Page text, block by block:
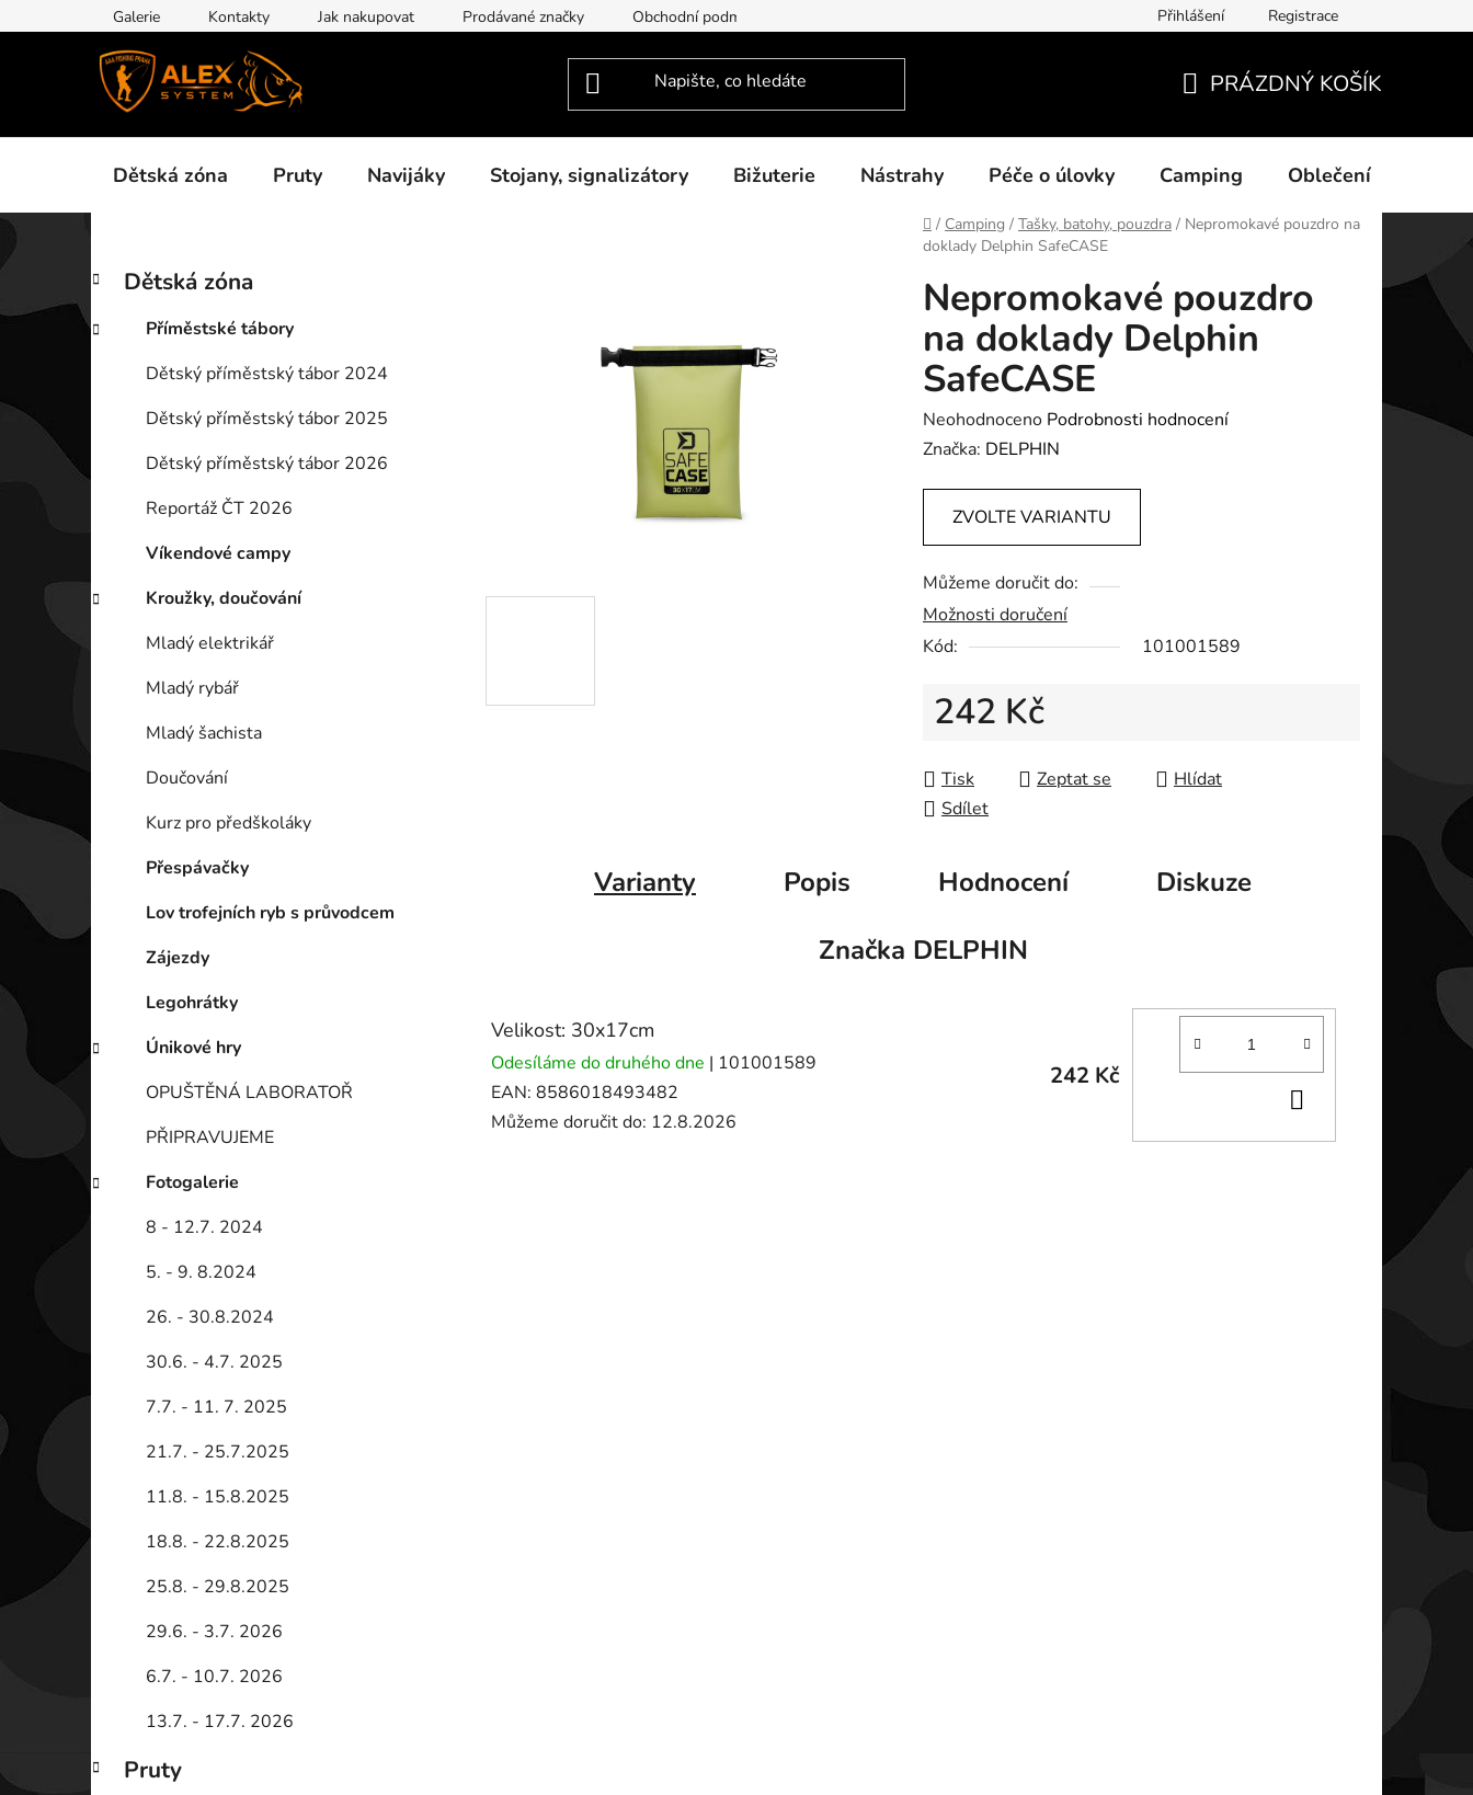
na
Galerie Kontakty Jak nakupovat Prodávané značky Obchodní podmínky Přihlášení Registrace
KOŠÍK
PRÁZDNÝ KOŠÍK
Dětská zóna Pruty Navijáky Stojany, signalizátory Bižuterie Nástrahy Péče o úlovky Camping Oblečení
Domů
/ Camping / Tašky, batohy, pouzdra / Nepromokavé pouzdro na
doklady Delphin SafeCASE
P
s
e
Přeskočit
kategorie
K
a
e
Dětská zóna
Příměstské tábory
Dětský příměstský tábor 2024
Dětský příměstský tábor 2025
Dětský příměstský tábor 2026
Reportáž ČT 2026
Víkendové campy
Kroužky, doučování
Mladý elektrikář
Mladý rybář
Mladý šachista
Doučování
Kurz pro předškoláky
Přespávačky
Lov trofejních ryb s průvodcem
Zájezdy
Legohrátky
Únikové hry
OPUŠTĚNÁ LABORATOŘ
PŘIPRAVUJEME
Fotogalerie
8 - 12.7. 2024
5. - 9. 8.2024
26. - 30.8.2024
30.6. - 4.7. 2025
7.7. - 11. 7. 2025
21.7. - 25.7.2025
11.8. - 15.8.2025
18.8. - 22.8.2025
25.8. - 29.8.2025
29.6. - 3.7. 2026
6.7. - 10.7. 2026
13.7. - 17.7. 2026
Pruty
Nepromokavé pouzdro
na doklady Delphin
SafeCASE
Průměrné
hodnocení
5
hvězdiček.
Neohodnoceno Podrobnosti hodnocení
Značka: DELPHIN
ZVOLTE VARIANTU
Můžeme doručit do:
Možnosti doručení
Kód:
101001589
242 Kč
Tisk
Zeptat se
Hlídat
Sdílet
Varianty Popis Hodnocení
Diskuze
Značka DELPHIN
Velikost: 30x17cm
Odesíláme do druhého dne | 101001589
EAN: 8586018493482
Můžeme doručit do: 12.8.2026
242 Kč
KOŠÍKU